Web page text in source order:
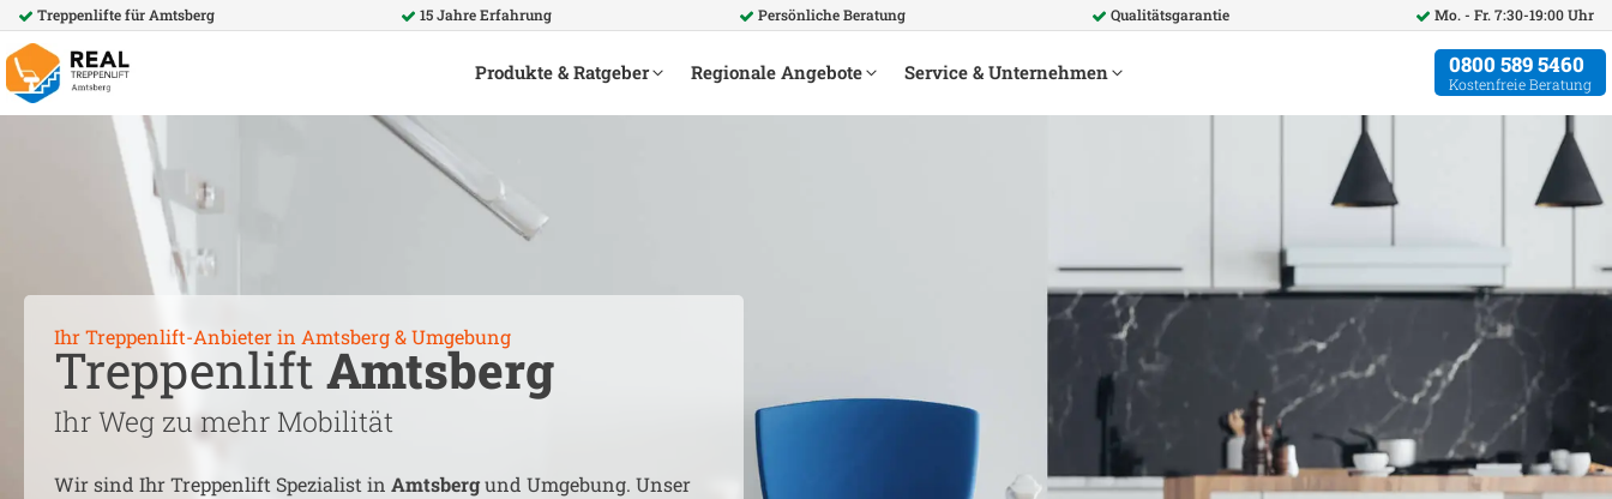
Treppenlifte für Amtsberg 15 Jahre Erfahrung Persönliche Beratung Qualitätsgarantie Mo. - Fr. 7:30-19:00 Uhr
Produkte & Ratgeber Regionale Angebote Service & Unternehmen 0800 589 5460
Kostenfreie Beratung
Ihr Treppenlift-Anbieter in Amtsberg& Umgebung
Treppenlift Amtsberg
Ihr Weg zu mehr Mobilität
Wir sind Ihr Treppenlift Spezialist in Amtsbergund Umgebung. Unser